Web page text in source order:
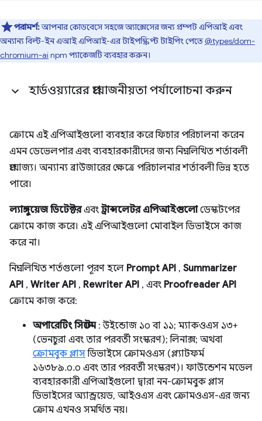
পরামর্শ:আপনার কোডবেসে সহজে অ্যাক্সেসের জন্য প্রম্পট এপিআই এবং
অন্যান্য বিল্ট-ইন এআই এপিআই-এর টাইপস্ক্রিপ্ট টাইপিং পেতে@types/dom-
chromium-ai npm প্যাকেজটি ব্যবহার করুন।
হার্ডওয়্যারের প্রয়োজনীয়তা পর্যালোচনা করুন
ক্রোমে এই এপিআইগুলো ব্যবহার করে ফিচার পরিচালনা করেন
এমন ডেভেলপার এবং ব্যবহারকারীদের জন্য নিম্নলিখিত শর্তাবলী
প্রযোজ্য। অন্যান্য ব্রাউজারের ক্ষেত্রে পরিচালনার শর্তাবলী ভিন্ন হতে
পারে।
ল্যাঙ্গুয়েজ ডিটেক্টরএবং ট্রান্সলেটর এপিআইগুলোডেস্কটপের
ক্রোমে কাজ করে। এই এপিআইগুলো মোবাইল ডিভাইসে কাজ
করে না।
নিম্নলিখিত শর্তগুলো পূরণ হলে Prompt API , Summarizer
API , Writer API , Rewriter API , এবং Proofreader API
ক্রোমে কাজ করে:
অপারেটিং সিস্টেম: উইন্ডোজ ১০ বা ১১; ম্যাকওএস ১৩+
(ভেনচুরা এবং তার পরবর্তী সংস্করণ); লিনাক্স; অথবা
ক্রোমবুক প্লাসডিভাইসে ক্রোমওএস (প্ল্যাটফর্ম
১৬৩৮৯.০.০ এবং তার পরবর্তী সংস্করণ)। ফাউন্ডেশন মডেল
ব্যবহারকারী এপিআইগুলো দ্বারা নন-ক্রোমবুক প্লাস
ডিভাইসের অ্যান্ড্রয়েড, আইওএস এবং ক্রোমওএস-এর জন্য
ক্রোম এখনও সমর্থিত নয়।